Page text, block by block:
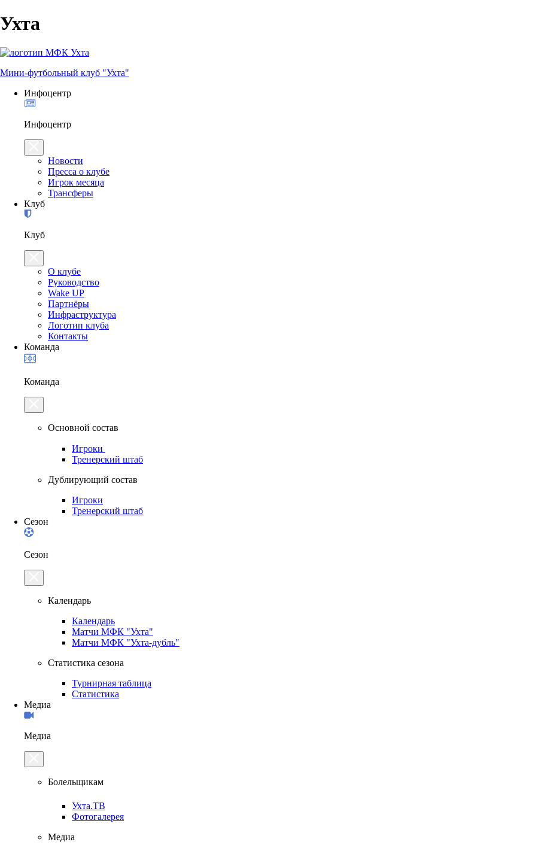
Ухта
Мини-футбольный клуб "Ухта"
Инфоцентр
Инфоцентр
Новости
Пресса о клубе
Игрок месяца
Трансферы
Клуб
Клуб
О клубе
Руководство
Wake UP
Партнёры
Инфраструктура
Логотип клуба
Контакты
Команда
Команда
Основной состав
Игроки
Тренерский штаб
Дублирующий состав
Игроки
Тренерский штаб
Сезон
Сезон
Календарь
Календарь
Матчи МФК "Ухта"
Матчи МФК "Ухта-дубль"
Статистика сезона
Турнирная таблица
Статистика
Медиа
Медиа
Болельщикам
Ухта.ТВ
Фотогалерея
Медиа